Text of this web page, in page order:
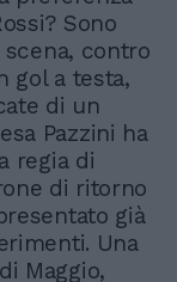
Sono
contro
gol a testa,
di un
Pazzini ha
regia di
di ritorno
già
Una
Maggio,